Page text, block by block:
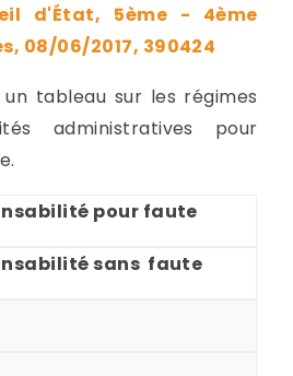
d'État, 5ème - 4ème
08/06/2017, 390424
un tableau sur les régimes
administratives pour
pour faute
sans faute